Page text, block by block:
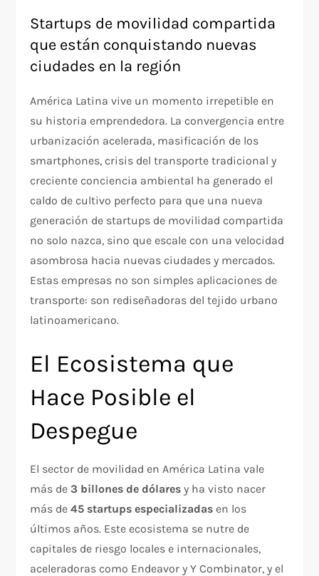
Startups de movilidad compartida
que están conquistando nuevas
ciudades en la región
América Latina vive un momento irrepetible en
su historia emprendedora. La convergencia entre
urbanización acelerada, masificación de los
smartphones, crisis del transporte tradicional y
creciente conciencia ambiental ha generado el
caldo de cultivo perfecto para que una nueva
generación de startups de movilidad compartida
no solo nazca, sino que escale con una velocidad
asombrosa hacia nuevas ciudades y mercados.
Estas empresas no son simples aplicaciones de
transporte: son rediseñadoras del tejido urbano
latinoamericano.
El Ecosistema que
Hace Posible el
Despegue
El sector de movilidad en América Latina vale
más de3 billones de dólares y ha visto nacer
más de45 startups especializadas en los
últimos años. Este ecosistema se nutre de
capitales de riesgo locales e internacionales,
aceleradoras como Endeavor y Y Combinator, y el